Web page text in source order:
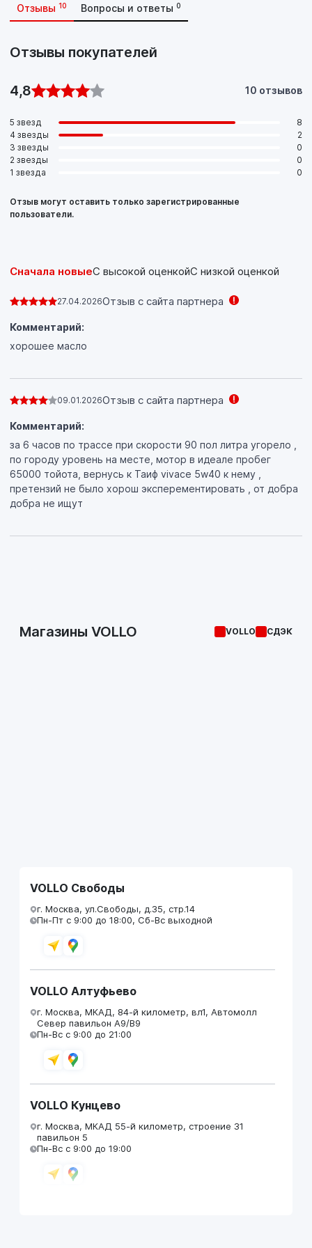
легких грузовиков европейских и других производителей,
высокофорсированных автомобилей.
Отзывы 10 Вопросы и ответы 0
Отзывы покупателей
4,8 10 отзывов
5 звезд
8
4 звезды
2
3 звезды
0
2 звезды
0
1 звезда
0
Отзыв могут оставить только зарегистрированные
пользователи.
Сначала новыеС высокой оценкойС низкой оценкой
27.04.2026Отзыв с сайта партнера
Комментарий:
хорошее масло
09.01.2026Отзыв с сайта партнера
Комментарий:
за 6 часов по трассе при скорости 90 пол литра угорело ,
по городу уровень на месте, мотор в идеале пробег
65000 тойота, вернусь к Таиф vivace 5w40 к нему ,
претензий не было хорош эксперементировать , от добра
добра не ищут
Магазины VOLLO VOLLO СДЭК
VOLLO Свободы
г. Москва, ул.Свободы, д.35, стр.14
Пн-Пт с 9:00 до 18:00, Сб-Вс выходной
VOLLO Алтуфьево
г. Москва, МКАД, 84-й километр, вл1, Автомолл
Север павильон А9/В9
Пн-Вс с 9:00 до 21:00
VOLLO Кунцево
г. Москва, МКАД 55-й километр, строение 31
павильон 5
Пн-Вс с 9:00 до 19:00